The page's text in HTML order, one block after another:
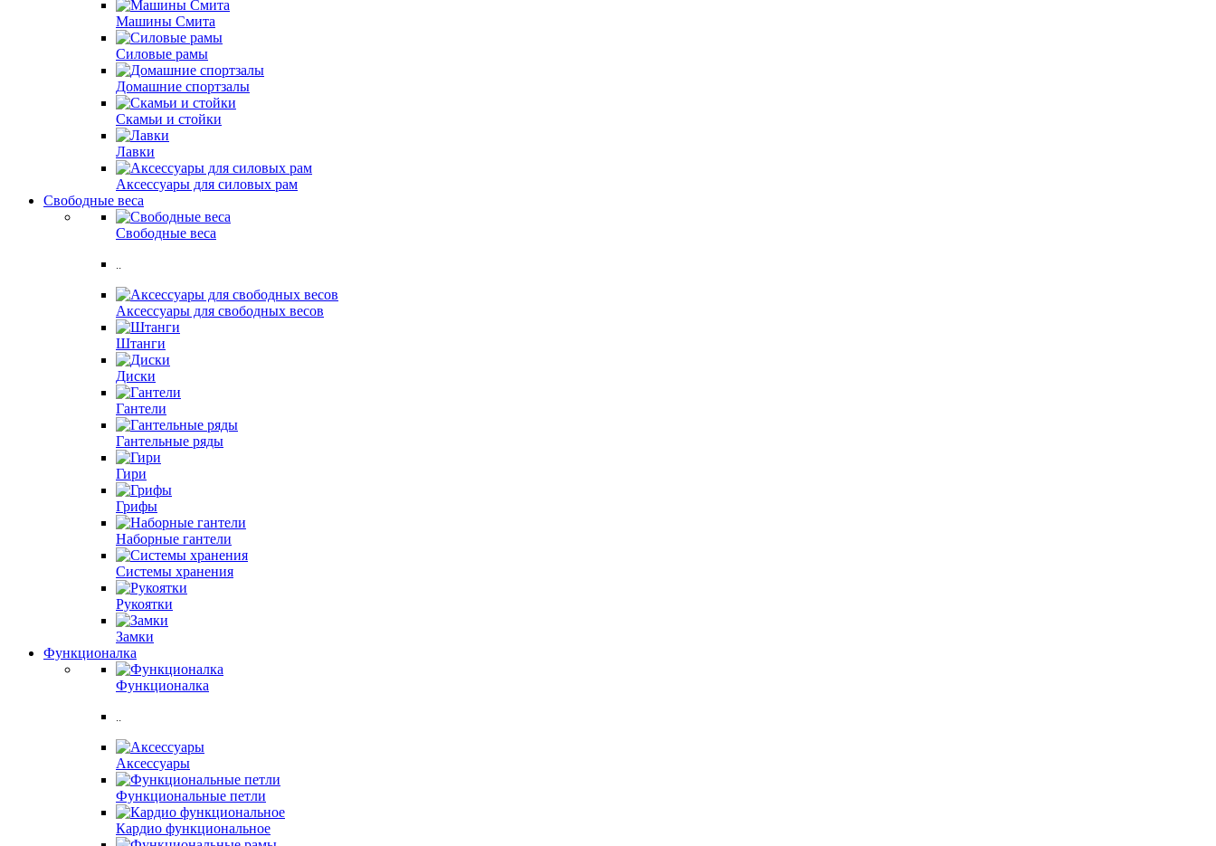
Машины Смита
Силовые рамы
Домашние спортзалы
Скамьи и стойки
Лавки
Аксессуары для силовых рам
Свободные веса
Свободные веса
..
Аксессуары для свободных весов
Штанги
Диски
Гантели
Гантельные ряды
Гири
Грифы
Наборные гантели
Системы хранения
Рукоятки
Замки
Функционалка
Функционалка
..
Аксессуары
Функциональные петли
Кардио функциональное